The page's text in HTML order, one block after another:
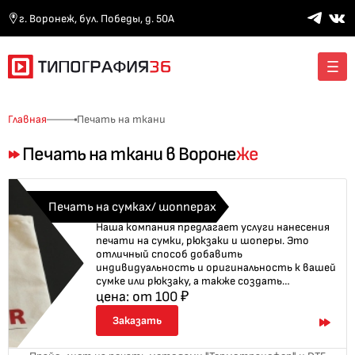
г. Воронеж, бул. Победы, д. 50А
Главная Печать на ткани
Печать на ткани в Воронеже
Печать на сумках/ шопперах
Наша компания предлагает услуги нанесения
печати на сумки, рюкзаки и шоперы. Это
отличный способ добавить
индивидуальность и оригинальность к вашей
сумке или рюкзаку, а также создать
уникальный продукт для вашего бренда или
мероприятия. Мы используем различные
методы печати, включая DTF- печать,
шелкографию и термоперенос, чтобы
обеспечить яркость и долговечность
цена: от 100 ₽
Заказать